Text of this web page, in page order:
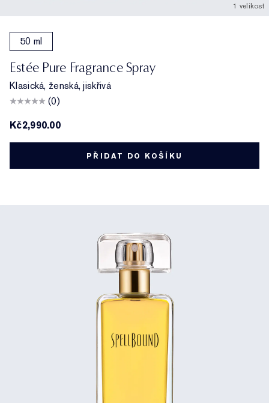
1 velikost
50 ml
Estée Pure Fragrance Spray
Klasická, ženská, jiskřivá
(0)
Kč2,990.00
PŘIDAT DO KOŠÍKU